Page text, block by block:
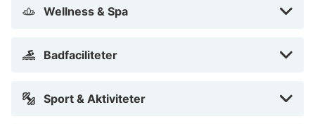
Wellness & Spa
Badfaciliteter
Sport & Aktiviteter